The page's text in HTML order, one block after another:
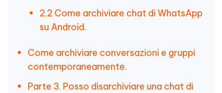
2.2 Come archiviare chat di WhatsApp
su Android.
Come archiviare conversazioni e gruppi
contemporaneamente.
Parte 3. Posso disarchiviare una chat di